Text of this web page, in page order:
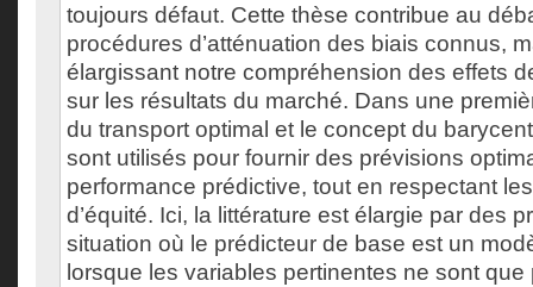
toujours défaut. Cette thèse contribue au
procédures d’atténuation des biais connus,
élargissant notre compréhension des effets
sur les résultats du marché. Dans une
du transport optimal et le concept du
sont utilisés pour fournir des prévisions
performance prédictive, tout en respectant
d’équité. Ici, la littérature est élargie par des
situation où le prédicteur de base est un
lorsque les variables pertinentes ne sont que